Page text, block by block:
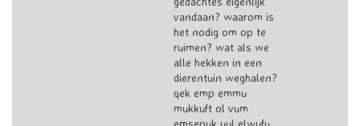
vandaan? waarom is
het nodig om op te
ruimen? wat als we
alle hekken in een
dierentuin weghalen?
qek emp emmu
mukkuft ol vum